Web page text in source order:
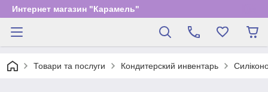
Интернет магазин "Карамель"
Товари та послуги Кондитерский инвентарь